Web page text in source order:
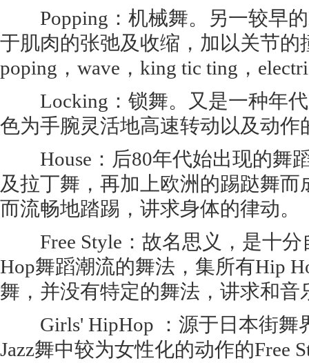
Popping：机械舞。另一较早的
于肌肉的张弛及收缩，加以关节的
poping，wave，king tic ting，
Locking：锁舞。又是一种年代
色为手腕灵活地高速转动以及动作
House：后80年代始出现的舞
及拉丁舞，再加上欧洲的踢跶舞
而流畅地踏踢，讲求身体的律动。
Free Style：故名思义，是十分
Hop舞蹈潮流的舞法，集所有Hip
舞，并没有特定的舞法，讲求和音
Girls' HipHop ：源于日本街舞
Jazz舞中较为女性化的动作的Free